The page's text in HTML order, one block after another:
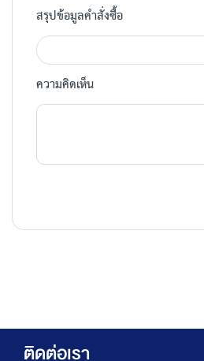
สรุปข้อมูลคำสั่งซื้อ
ความคิดเห็น
ติดต่อเรา